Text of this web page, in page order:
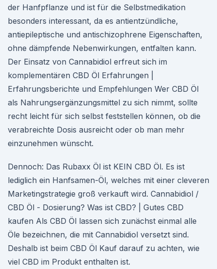
der Hanfpflanze und ist für die Selbstmedikation
besonders interessant, da es antientzündliche,
antiepileptische und antischizophrene Eigenschaften,
ohne dämpfende Nebenwirkungen, entfalten kann.
Der Einsatz von Cannabidiol erfreut sich im
komplementären CBD Öl Erfahrungen |
Erfahrungsberichte und Empfehlungen Wer CBD Öl
als Nahrungsergänzungsmittel zu sich nimmt, sollte
recht leicht für sich selbst feststellen können, ob die
verabreichte Dosis ausreicht oder ob man mehr
einzunehmen wünscht.
Dennoch: Das Rubaxx Öl ist KEIN CBD Öl. Es ist
lediglich ein Hanfsamen-Öl, welches mit einer cleveren
Marketingstrategie groß verkauft wird. Cannabidiol /
CBD Öl - Dosierung? Was ist CBD? | Gutes CBD
kaufen Als CBD Öl lassen sich zunächst einmal alle
Öle bezeichnen, die mit Cannabidiol versetzt sind.
Deshalb ist beim CBD Öl Kauf darauf zu achten, wie
viel CBD im Produkt enthalten ist.